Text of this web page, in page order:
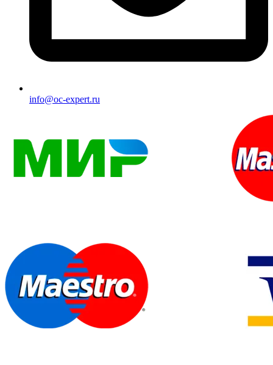
info@oc-expert.ru